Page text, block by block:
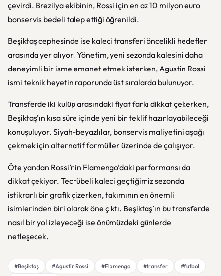
çevirdi. Brezilya ekibinin, Rossi için en az 10 milyon euro
bonservis bedeli talep ettiği öğrenildi.
Beşiktaş cephesinde ise kaleci transferi öncelikli hedefler
arasında yer alıyor. Yönetim, yeni sezonda kalesini daha
deneyimli bir isme emanet etmek isterken, Agustín Rossi
ismi teknik heyetin raporunda üst sıralarda bulunuyor.
Transferde iki kulüp arasındaki fiyat farkı dikkat çekerken,
Beşiktaş’ın kısa süre içinde yeni bir teklif hazırlayabileceği
konuşuluyor. Siyah-beyazlılar, bonservis maliyetini aşağı
çekmek için alternatif formüller üzerinde de çalışıyor.
Öte yandan Rossi’nin Flamengo’daki performansı da
dikkat çekiyor. Tecrübeli kaleci geçtiğimiz sezonda
istikrarlı bir grafik çizerken, takımının en önemli
isimlerinden biri olarak öne çıktı. Beşiktaş’ın bu transferde
nasıl bir yol izleyeceği ise önümüzdeki günlerde
netleşecek.
#Beşiktaş #Agustín Rossi #Flamengo #transfer
#futbol